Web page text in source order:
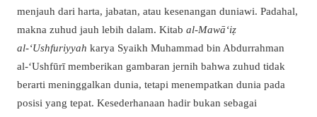
menjauh dari harta, jabatan, atau kesenangan duniawi. Padahal,
makna zuhud jauh lebih dalam. Kitab al-Mawā‘iẓ
al-‘Ushfuriyyah karya Syaikh Muhammad bin Abdurrahman
al-‘Ushfūrī memberikan gambaran jernih bahwa zuhud tidak
berarti meninggalkan dunia, tetapi menempatkan dunia pada
posisi yang tepat. Kesederhanaan hadir bukan sebagai